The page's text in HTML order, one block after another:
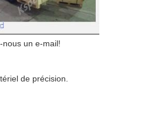
un e-mail!
de précision.